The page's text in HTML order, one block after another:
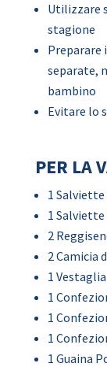
Utilizzare
stagione
Preparare
separate,
bambino
Evitare lo
PER LA
1
1
2
2 Camicia
1 Vestaglia
1
1
1
1 Guaina